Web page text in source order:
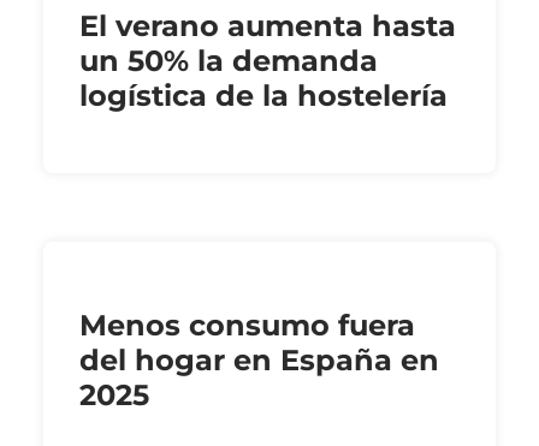
El verano aumenta hasta
un 50% la demanda
logística de la hostelería
Menos consumo fuera
del hogar en España en
2025